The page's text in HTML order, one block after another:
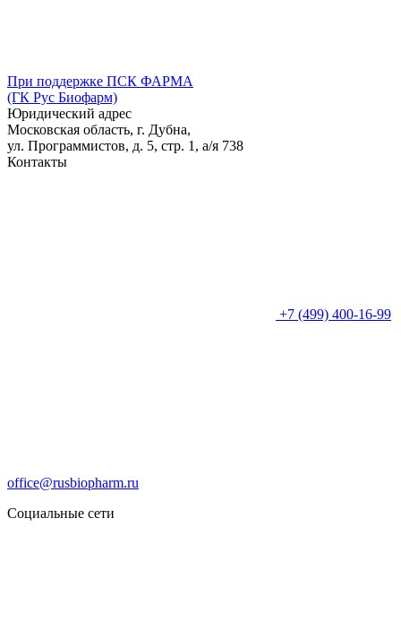
При поддержке ПСК ФАРМА
(ГК Рус Биофарм)
Юридический адрес
Московская область, г. Дубна,
ул. Программистов, д. 5, стр. 1, а/я 738
Контакты
+7 (499) 400-16-99
office@rusbiopharm.ru
Социальные сети